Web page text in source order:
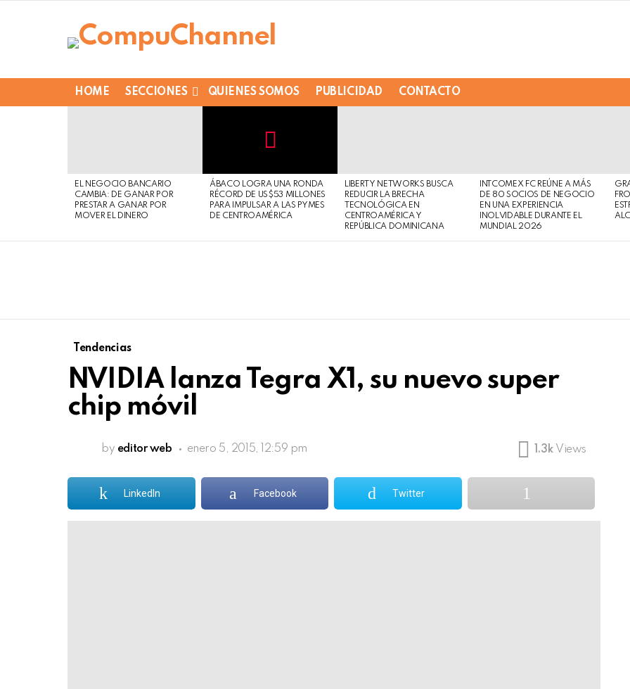
HOME SECCIONES QUIENES SOMOS PUBLICIDAD CONTACTO
EL NEGOCIO BANCARIO
CAMBIA: DE GANAR POR
PRESTAR A GANAR POR
MOVER EL DINERO
Safe
For
Work
view
this
post
ÁBACO LOGRA UNA RONDA
RÉCORD DE US$53 MILLONES
PARA IMPULSAR A LAS PYMES
DE CENTROAMÉRICA
LIBERTY NETWORKS BUSCA
REDUCIR LA BRECHA
TECNOLÓGICA EN
CENTROAMÉRICA Y
REPÚBLICA DOMINICANA
INTCOMEX FC REÚNE A MÁS
DE 80 SOCIOS DE NEGOCIO
EN UNA EXPERIENCIA
INOLVIDABLE DURANTE EL
MUNDIAL 2026
Tendencias
NVIDIA lanza Tegra X1, su nuevo super
chip móvil
by editor web enero 5, 2015, 12:59 pm 1.3k Views
LinkedIn Facebook Twitter